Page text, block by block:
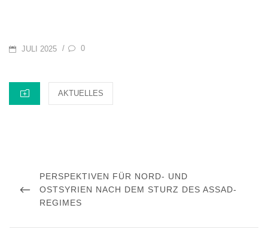
POSTED
JULI 2025 / 0
CATEGORIES
AKTUELLES
PREVIOUS
POST
PERSPEKTIVEN FÜR NORD- UND
OSTSYRIEN NACH DEM STURZ DES ASSAD-
REGIMES